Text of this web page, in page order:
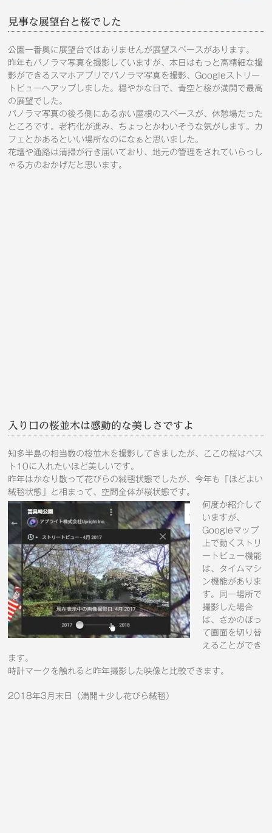
見事な展望台と桜でした
公園一番奥に展望台ではありませんが展望スペースがあります。
昨年もパノラマ写真を撮影していますが、本日はもっと高精細な撮
影ができるスマホアプリでパノラマ写真を撮影、Googleストリー
トビューへアップしました。穏やかな日で、青空と桜が満開で最高
の展望でした。
パノラマ写真の後ろ側にある赤い屋根のスペースが、休憩場だった
ところです。老朽化が進み、ちょっとかわいそうな気がします。カ
フェとかあるといい場所なのになぁと思いました。
花壇や通路は清掃が行き届いており、地元の管理をされていらっし
ゃる方のおかげだと思います。
入り口の桜並木は感動的な美しさですよ
知多半島の相当数の桜並木を撮影してきましたが、ここの桜はベス
ト10に入れたいほど美しいです。
昨年はかなり散って花びらの絨毯状態でしたが、今年も「ほどよい
絨毯状態」と相まって、空間全体が桜状態です。
何度か紹介して
いますが、
Googleマップ
上で動くストリ
ートビュー機能
は、タイムマシ
ン機能がありま
す。同一場所で
撮影した場合
は、さかのぼっ
て画面を切り替
えることができ
ます。
時計マークを触れると昨年撮影した映像と比較できます。
2018年3月末日（満開＋少し花びら絨毯）